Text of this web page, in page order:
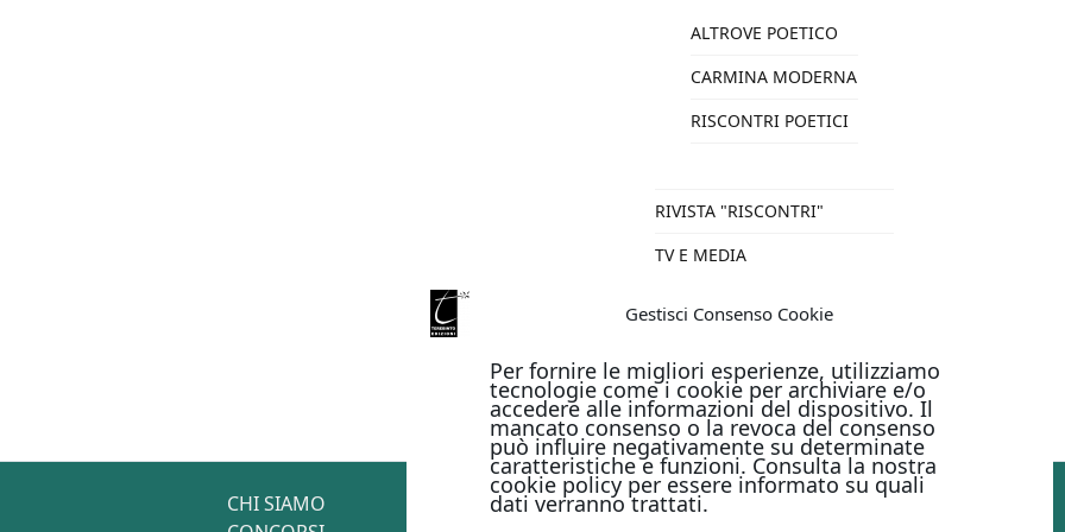
Gestisci Consenso Cookie
Per fornire le migliori esperienze, utilizziamo
tecnologie come i cookie per archiviare e/o
accedere alle informazioni del dispositivo. Il
mancato consenso o la revoca del consenso
può influire negativamente su determinate
caratteristiche e funzioni. Consulta la nostra
cookie policy per essere informato su quali
dati verranno trattati.
ALTROVE POETICO
CARMINA MODERNA
RISCONTRI POETICI
RIVISTA "RISCONTRI"
TV E MEDIA
CHI SIAMO
PAGAMENTI ONLINE CON